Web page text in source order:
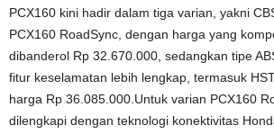
PCX160 kini hadir dalam tiga varian, yakni
PCX160 RoadSync, dengan harga yang
dibanderol Rp 32.670.000, sedangkan tipe
fitur keselamatan lebih lengkap, termasuk
harga Rp 36.085.000.Untuk varian PCX160
dilengkapi dengan teknologi konektivitas